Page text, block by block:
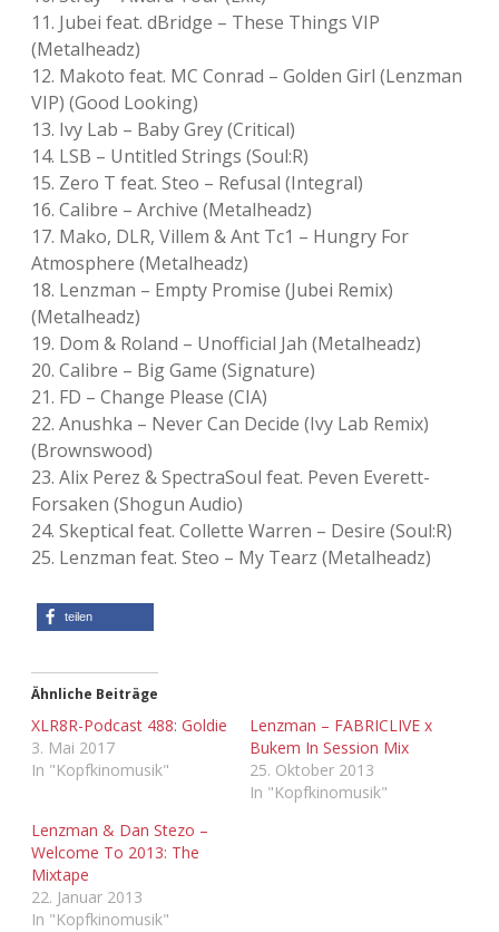
11. Jubei feat. dBridge – These Things VIP
(Metalheadz)
12. Makoto feat. MC Conrad – Golden Girl (Lenzman
VIP) (Good Looking)
13. Ivy Lab – Baby Grey (Critical)
14. LSB – Untitled Strings (Soul:R)
15. Zero T feat. Steo – Refusal (Integral)
16. Calibre – Archive (Metalheadz)
17. Mako, DLR, Villem & Ant Tc1 – Hungry For
Atmosphere (Metalheadz)
18. Lenzman – Empty Promise (Jubei Remix)
(Metalheadz)
19. Dom & Roland – Unofficial Jah (Metalheadz)
20. Calibre – Big Game (Signature)
21. FD – Change Please (CIA)
22. Anushka – Never Can Decide (Ivy Lab Remix)
(Brownswood)
23. Alix Perez & SpectraSoul feat. Peven Everett-
Forsaken (Shogun Audio)
24. Skeptical feat. Collette Warren – Desire (Soul:R)
25. Lenzman feat. Steo – My Tearz (Metalheadz)
teilen
Ähnliche Beiträge
XLR8R-Podcast 488: Goldie
3. Mai 2017
In "Kopfkinomusik"
Lenzman – FABRICLIVE x
Bukem In Session Mix
25. Oktober 2013
In "Kopfkinomusik"
Lenzman & Dan Stezo –
Welcome To 2013: The
Mixtape
22. Januar 2013
In "Kopfkinomusik"